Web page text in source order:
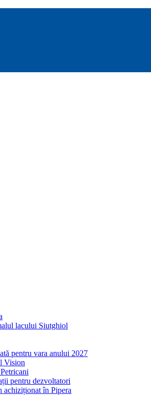
lacului Siutghiol
pentru vara anului 2027
Vision
pentru dezvoltatori
achiziționat în Pipera